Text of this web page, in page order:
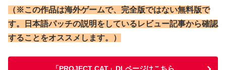
（※この作品は海外ゲームで、完全版ではない無料版で
す。日本語パッチの説明をしているレビュー記事から確認
することをオススメします。）